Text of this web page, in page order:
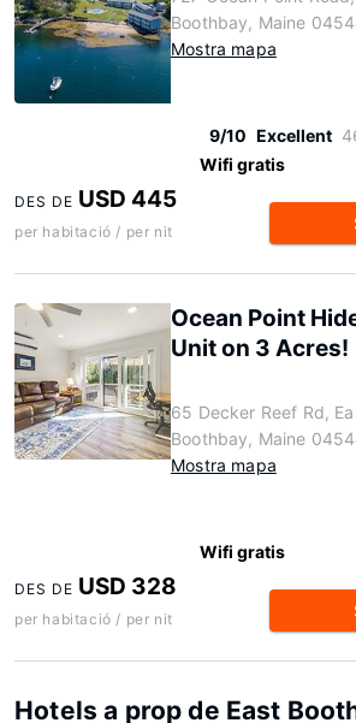
Boothbay, Maine
Mostra mapa
9/10 Excellent
Wifi gratis
DES DE USD 445
per habitació / per nit
Ocean Point
Unit on 3 Acres!
65 Decker Reef Rd,
Boothbay, Maine
Mostra mapa
Wifi gratis
DES DE USD 328
per habitació / per nit
Hotels a prop de East